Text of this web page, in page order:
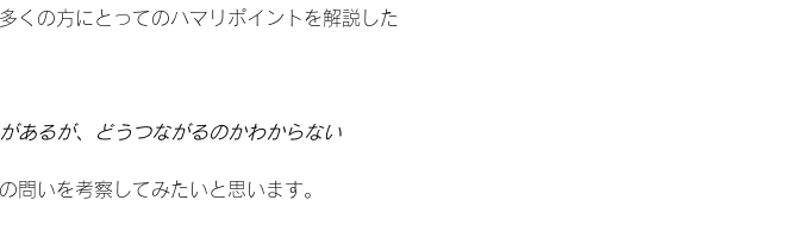
くの方にとってのハマリポイントを解説した
あるが、どうつながるのかわからない
問いを考察してみたいと思います。